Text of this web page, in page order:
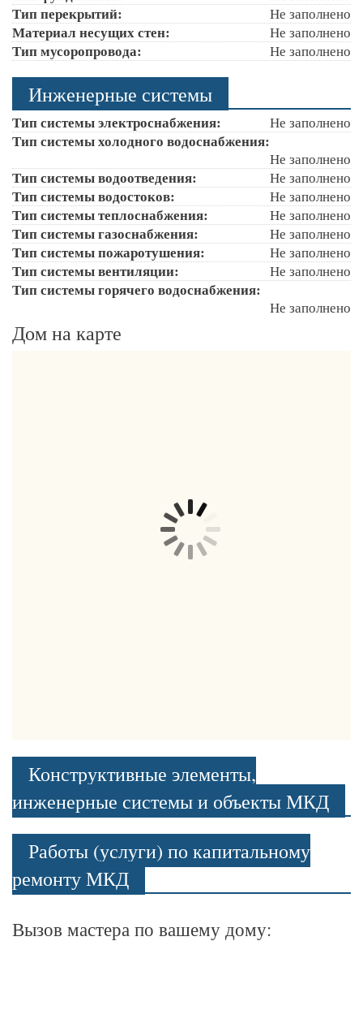
Тип перекрытий: Не заполнено
Материал несущих стен: Не заполнено
Тип мусоропровода: Не заполнено
Инженерные системы
Тип системы электроснабжения: Не заполнено
Тип системы холодного водоснабжения:
Не заполнено
Тип системы водоотведения: Не заполнено
Тип системы водостоков: Не заполнено
Тип системы теплоснабжения: Не заполнено
Тип системы газоснабжения: Не заполнено
Тип системы пожаротушения: Не заполнено
Тип системы вентиляции: Не заполнено
Тип системы горячего водоснабжения:
Не заполнено
Дом на карте
Конструктивные элементы,
инженерные системы и объекты МКД
Работы (услуги) по капитальному
ремонту МКД
Вызов мастера по вашему дому: